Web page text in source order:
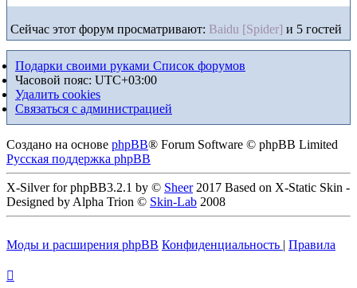
Сейчас этот форум просматривают: Baidu [Spider] и 5 гостей
Подарки своими руками Список форумов
Часовой пояс: UTC+03:00
Удалить cookies
Связаться с администрацией
Создано на основе phpBB® Forum Software © phpBB Limited
Русская поддержка phpBB
X-Silver for phpBB3.2.1 by © Sheer2017 Based on X-Static Skin -
Designed by Alpha Trion © Skin-Lab 2008
Моды и расширения phpBB Конфиденциальность | Правила